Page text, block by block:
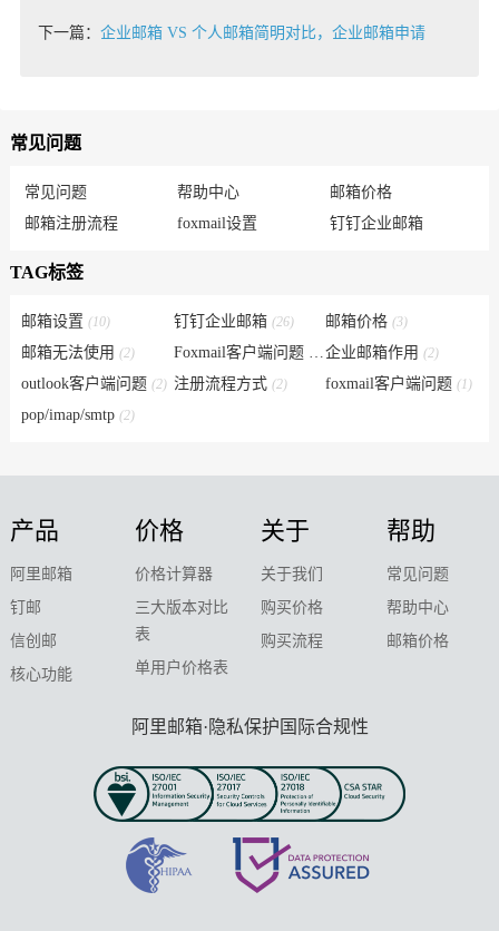
下一篇： 企业邮箱 VS 个人邮箱简明对比，企业邮箱申请
常见问题
常见问题 帮助中心
邮箱价格
邮箱注册流程
foxmail设置 钉钉企业邮箱
TAG标签
邮箱设置 (10) 钉钉企业邮箱 (26) 邮箱价格(3)
邮箱无法使用 (2) Foxmail客户端问题
(6)企业邮箱作用(2)
outlook客户端问题 (2) 注册流程方式 (2) foxmail客户端问题(1)
pop/imap/smtp (2)
产品
阿里邮箱
钉邮
信创邮
核心功能
价格
价格计算器
三大版本对比
表
单用户价格表
关于
关于我们
购买价格
购买流程
帮助
常见问题
帮助中心
邮箱价格
阿里邮箱·隐私保护国际合规性